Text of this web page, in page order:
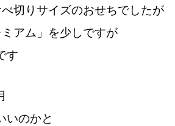
切りサイズのおせちでしたが
アム」を少しですが
す
いのかと